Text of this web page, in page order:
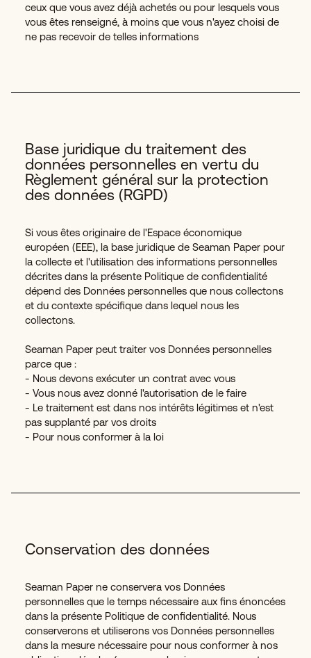
ceux que vous avez déjà achetés ou pour lesquels vous
vous êtes renseigné, à moins que vous n'ayez choisi de
ne pas recevoir de telles informations
Base juridique du traitement des
données personnelles en vertu du
Règlement général sur la protection
des données (RGPD)
Si vous êtes originaire de l'Espace économique
européen (EEE), la base juridique de Seaman Paper pour
la collecte et l'utilisation des informations personnelles
décrites dans la présente Politique de confidentialité
dépend des Données personnelles que nous collectons
et du contexte spécifique dans lequel nous les
collectons.
Seaman Paper peut traiter vos Données personnelles
parce que :
- Nous devons exécuter un contrat avec vous
- Vous nous avez donné l'autorisation de le faire
- Le traitement est dans nos intérêts légitimes et n'est
pas supplanté par vos droits
- Pour nous conformer à la loi
Conservation des données
Seaman Paper ne conservera vos Données
personnelles que le temps nécessaire aux fins énoncées
dans la présente Politique de confidentialité. Nous
conserverons et utiliserons vos Données personnelles
dans la mesure nécessaire pour nous conformer à nos